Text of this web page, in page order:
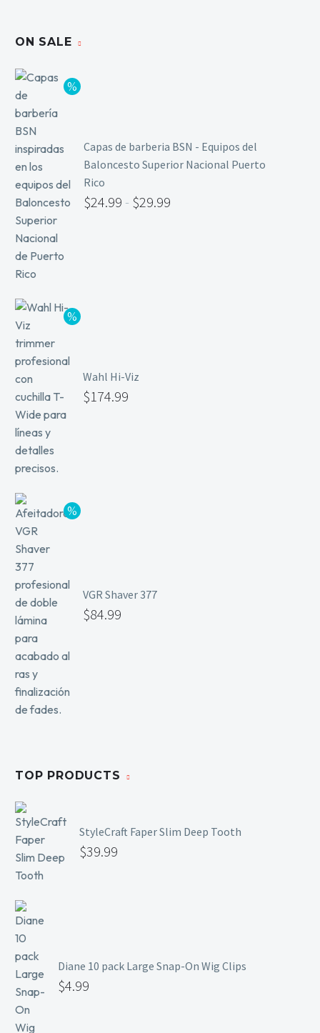
ON SALE
Capas de barberia BSN - Equipos del
Baloncesto Superior Nacional Puerto
Rico
$24.99 - $29.99
Wahl Hi-Viz
$174.99
VGR Shaver 377
$84.99
TOP PRODUCTS
StyleCraft Faper Slim Deep Tooth
$39.99
Diane 10 pack Large Snap-On Wig Clips
$4.99